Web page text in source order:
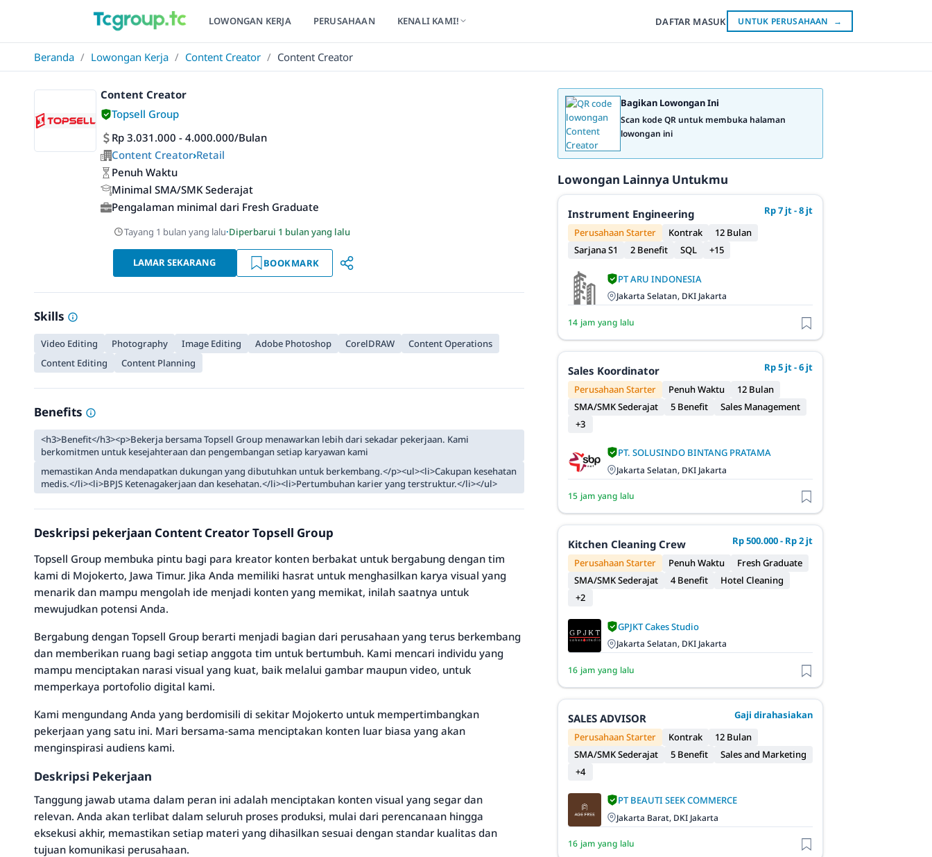
LOWONGAN KERJA PERUSAHAAN KENALI KAMI! DAFTAR MASUK UNTUK PERUSAHAAN →
Beranda / Lowongan Kerja / Content Creator / Content Creator
Content Creator
Topsell Group
Rp 3.031.000 - 4.000.000/Bulan
Content Creator›Retail
Penuh Waktu
Minimal SMA/SMK Sederajat
Pengalaman minimal dari Fresh Graduate
Tayang 1 bulan yang lalu·Diperbarui 1 bulan yang lalu
LAMAR SEKARANG BOOKMARK
Skills
Video Editing Photography Image Editing Adobe Photoshop CorelDRAW
Content Operations
Content Editing
Content Planning
Benefits
<h3>Benefit</h3><p>Bekerja bersama Topsell Group menawarkan lebih dari sekadar pekerjaan. Kami
berkomitmen untuk kesejahteraan dan pengembangan setiap karyawan kami
memastikan Anda mendapatkan dukungan yang dibutuhkan untuk berkembang.</p><ul><li>Cakupan kesehatan
medis.</li><li>BPJS Ketenagakerjaan dan kesehatan.</li><li>Pertumbuhan karier yang terstruktur.</li></ul>
Deskripsi pekerjaan Content Creator Topsell Group
Topsell Group membuka pintu bagi para kreator konten berbakat untuk bergabung dengan tim
kami di Mojokerto, Jawa Timur. Jika Anda memiliki hasrat untuk menghasilkan karya visual yang
menarik dan mampu mengolah ide menjadi konten yang memikat, inilah saatnya untuk
mewujudkan potensi Anda.
Bergabung dengan Topsell Group berarti menjadi bagian dari perusahaan yang terus berkembang
dan memberikan ruang bagi setiap anggota tim untuk bertumbuh. Kami mencari individu yang
mampu menciptakan narasi visual yang kuat, baik melalui gambar maupun video, untuk
memperkaya portofolio digital kami.
Kami mengundang Anda yang berdomisili di sekitar Mojokerto untuk mempertimbangkan
pekerjaan yang satu ini. Mari bersama-sama menciptakan konten luar biasa yang akan
menginspirasi audiens kami.
Deskripsi Pekerjaan
Tanggung jawab utama dalam peran ini adalah menciptakan konten visual yang segar dan
relevan. Anda akan terlibat dalam seluruh proses produksi, mulai dari perencanaan hingga
eksekusi akhir, memastikan setiap materi yang dihasilkan sesuai dengan standar kualitas dan
tujuan komunikasi perusahaan.
Bagikan Lowongan Ini
Scan kode QR untuk membuka halaman
lowongan ini
Lowongan Lainnya Untukmu
Instrument Engineering
Rp 7 jt - 8 jt
Perusahaan Starter
Kontrak
12 Bulan
Sarjana S1
2 Benefit SQL +15
PT ARU INDONESIA
Jakarta Selatan, DKI Jakarta
14 jam yang lalu
Sales Koordinator
Rp 5 jt - 6 jt
Perusahaan Starter
Penuh Waktu
12 Bulan
SMA/SMK Sederajat
5 Benefit
Sales Management
+3
PT. SOLUSINDO BINTANG PRATAMA
Jakarta Selatan, DKI Jakarta
15 jam yang lalu
Kitchen Cleaning Crew
Rp 500.000 - Rp 2 jt
Perusahaan Starter
Penuh Waktu
Fresh Graduate
SMA/SMK Sederajat
4 Benefit
Hotel Cleaning
+2
GPJKT Cakes Studio
Jakarta Selatan, DKI Jakarta
16 jam yang lalu
SALES ADVISOR
Gaji dirahasiakan
Perusahaan Starter
Kontrak
12 Bulan
SMA/SMK Sederajat
5 Benefit
Sales and Marketing
+4
PT BEAUTI SEEK COMMERCE
Jakarta Barat, DKI Jakarta
16 jam yang lalu